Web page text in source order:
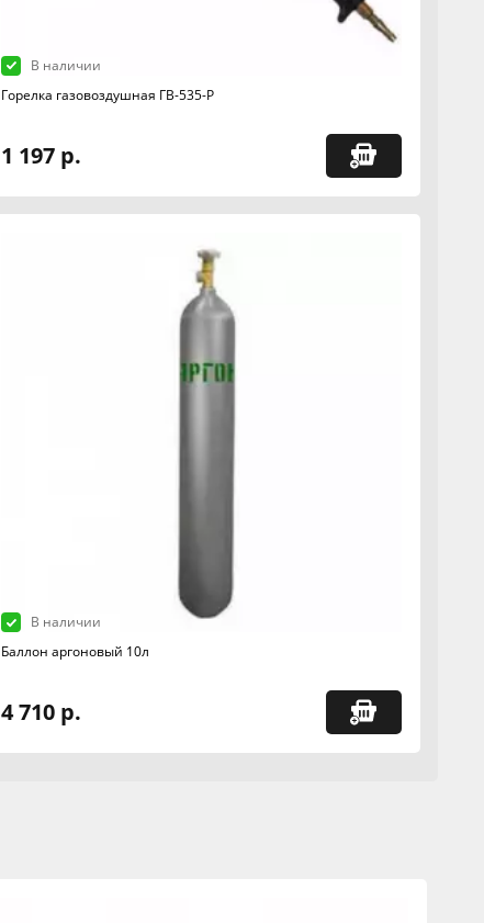
В наличии
Горелка газовоздушная ГВ-535-Р
1 197 р.
В наличии
Баллон аргоновый 10л
4 710 р.